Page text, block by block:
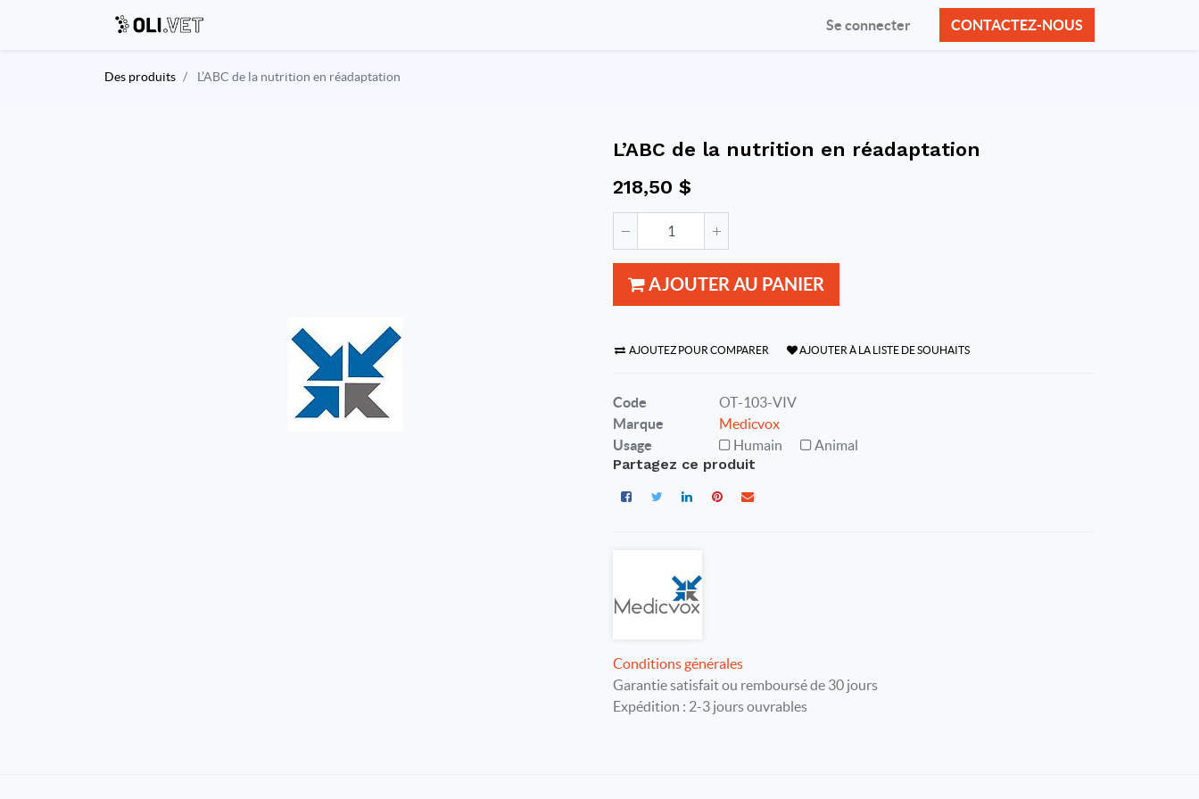
Se connecter CONTACTEZ-NOUS
Des produits L’ABC de la nutrition en réadaptation
L’ABC de la nutrition en réadaptation
218,50 $
AJOUTER AU PANIER
AJOUTEZ POUR COMPARER AJOUTER À LA LISTE DE SOUHAITS
Code
OT-103-VIV
Marque
Medicvox
Usage
Humain Animal
Partagez ce produit
Conditions générales
Garantie satisfait ou remboursé de 30 jours
Expédition : 2-3 jours ouvrables